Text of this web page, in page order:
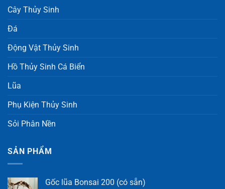
Cây Thủy Sinh
Đá
Động Vật Thủy Sinh
Hồ Thủy Sinh Cá Biển
Lũa
Phụ Kiện Thủy Sinh
Sỏi Phân Nền
SẢN PHẨM
Gốc lũa Bonsai 200 (có sẵn)